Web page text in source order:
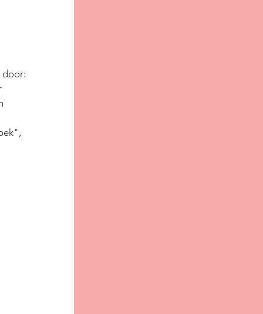
door: